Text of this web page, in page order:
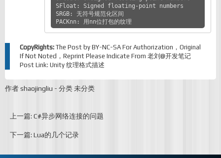
SFloat: Signed floating-point numbers
SRGB: 无符号规范化区间
PACKnn: 用nn位打包的纹理
CopyRights: The Post by BY-NC-SA For Authorization，Original
If Not Noted，Reprint Please Indicate From 老刘@开发笔记
Post Link: Unity 纹理格式描述
作者shaojingliu - 分类未分类
上一篇: C#异步网络连接的问题
下一篇: Lua的几个记录